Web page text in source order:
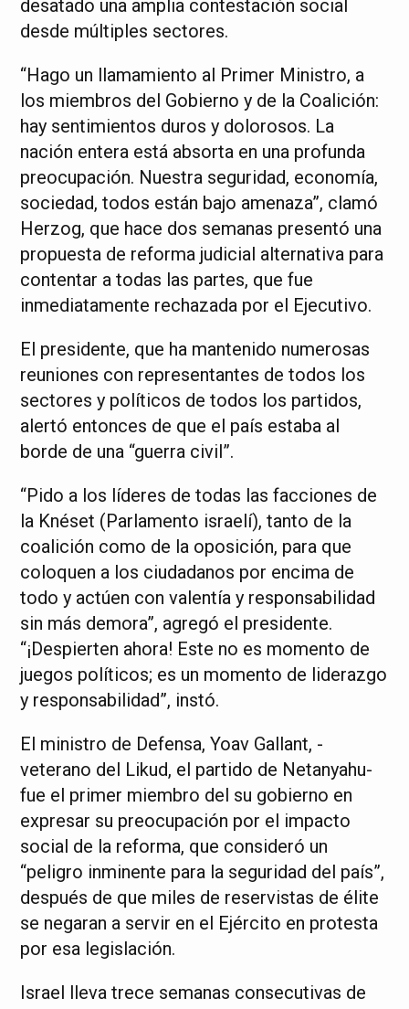
desatado una amplia contestación social
desde múltiples sectores.
“Hago un llamamiento al Primer Ministro, a
los miembros del Gobierno y de la Coalición:
hay sentimientos duros y dolorosos. La
nación entera está absorta en una profunda
preocupación. Nuestra seguridad, economía,
sociedad, todos están bajo amenaza”, clamó
Herzog, que hace dos semanas presentó una
propuesta de reforma judicial alternativa para
contentar a todas las partes, que fue
inmediatamente rechazada por el Ejecutivo.
El presidente, que ha mantenido numerosas
reuniones con representantes de todos los
sectores y políticos de todos los partidos,
alertó entonces de que el país estaba al
borde de una “guerra civil”.
“Pido a los líderes de todas las facciones de
la Knéset (Parlamento israelí), tanto de la
coalición como de la oposición, para que
coloquen a los ciudadanos por encima de
todo y actúen con valentía y responsabilidad
sin más demora”, agregó el presidente.
“¡Despierten ahora! Este no es momento de
juegos políticos; es un momento de liderazgo
y responsabilidad”, instó.
El ministro de Defensa, Yoav Gallant, -
veterano del Likud, el partido de Netanyahu-
fue el primer miembro del su gobierno en
expresar su preocupación por el impacto
social de la reforma, que consideró un
“peligro inminente para la seguridad del país”,
después de que miles de reservistas de élite
se negaran a servir en el Ejército en protesta
por esa legislación.
Israel lleva trece semanas consecutivas de